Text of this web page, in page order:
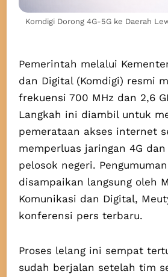
Komdigi Dorong 4G-5G ke Daerah
Pemerintah melalui
dan Digital (Komdigi) resmi
frekuensi 700 MHz dan 2,6
Langkah ini diambil untuk
pemerataan akses internet
memperluas jaringan 4G dan
pelosok negeri.
disampaikan langsung oleh
Komunikasi dan Digital,
konferensi pers terbaru.
Proses lelang ini sempat
sudah berjalan setelah tim